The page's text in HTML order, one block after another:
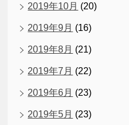
2019年10月 (20)
2019年9月 (16)
2019年8月 (21)
2019年7月 (22)
2019年6月 (23)
2019年5月 (23)